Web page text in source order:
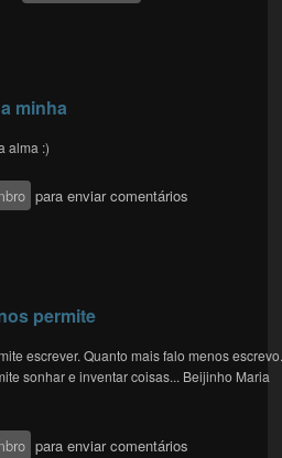
minha
alma :)
para enviar comentários
permite
escrever. Quanto mais falo menos
sonhar e inventar coisas... Beijinho Maria
para enviar comentários